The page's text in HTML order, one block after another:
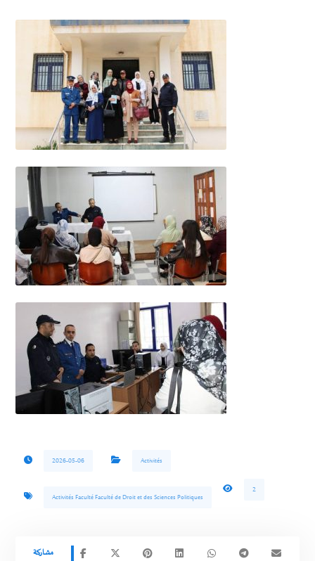
2026-05-06 Activités
Activités Faculté Faculté de Droit et des Sciences Politiques
2